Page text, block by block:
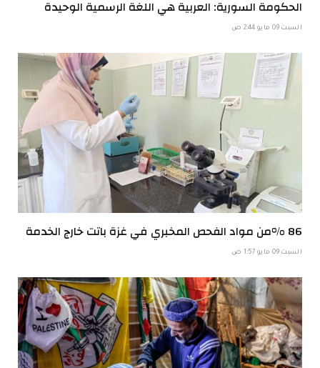
الحكومة السورية: العربية هي اللغة الرسمية الوحيدة
السبت 09 مايو 2:44 ص
86 %من مواد الفحص المخبري في غزة باتت خارج الخدمة
السبت 09 مايو 1:57 ص